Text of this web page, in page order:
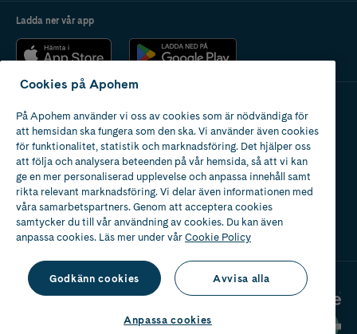
Ladda ner vår app
Apotek med tillstånd
av Läkemedelsverket
2024
Cookies på Apohem
På Apohem använder vi oss av cookies som är nödvändiga för
att hemsidan ska fungera som den ska. Vi använder även cookies
för funktionalitet, statistik och marknadsföring. Det hjälper oss
att följa och analysera beteenden på vår hemsida, så att vi kan
ge en mer personaliserad upplevelse och anpassa innehåll samt
rikta relevant marknadsföring. Vi delar även informationen med
våra samarbetspartners. Genom att acceptera cookies
samtycker du till vår användning av cookies. Du kan även
anpassa cookies. Läs mer under vårCookie Policy
Godkänn cookies Avvisa alla
Anpassa cookies